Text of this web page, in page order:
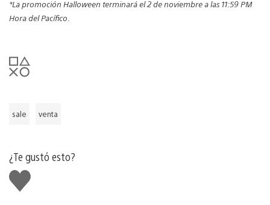
*La promoción Halloween terminará el 2 de noviembre a las 11:59 PM
Hora del Pacífico.
sale venta
¿Te gustó esto?
Me
gusta